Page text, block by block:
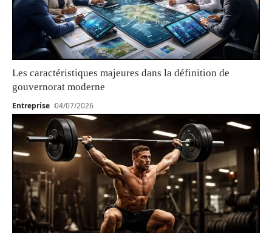
Les caractéristiques majeures dans la définition de
gouvernorat moderne
Entreprise 04/07/2026